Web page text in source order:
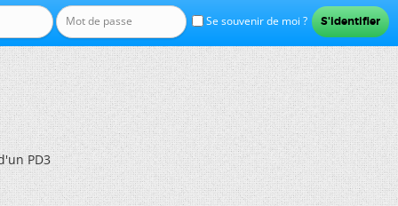
Se souvenir de moi ?
PD3